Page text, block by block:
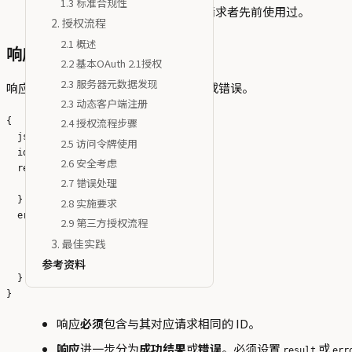
2. 授权流程
2.1 概述
2.2 基本OAuth 2.1授权
2.3 服务器元数据发现
2.3 动态客户端注册
2.4 授权流程步骤
2.5 访问令牌使用
2.6 安全考虑
2.7 错误处理
2.8 实施要求
2.9 第三方授权流程
3. 最佳实践
参考资料
请求 ID不得在同一会话中被请求者先前使用过。
响应（Responses）
响应是对请求的回复，包含操作的结果或错误。
{
  jsonrpc: "2.0";
  id: string | number;
  result?: {
    [key: string]: unknown;
  }
  error?: {
    code: number;
    message: string;
    data?: unknown;
  }
响应必须包含与其对应请求相同的 ID。